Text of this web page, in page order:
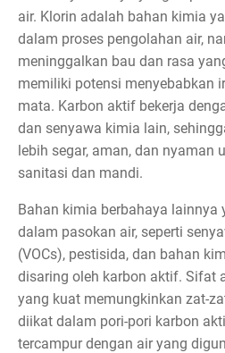
air. Klorin adalah bahan kimia
dalam proses pengolahan air,
meninggalkan bau dan rasa
memiliki potensi menyebabkan
mata. Karbon aktif bekerja
dan senyawa kimia lain,
lebih segar, aman, dan nyaman
sanitasi dan mandi.
Bahan kimia berbahaya lainnya
dalam pasokan air, seperti
(VOCs), pestisida, dan bahan
disaring oleh karbon aktif. Sifat
yang kuat memungkinkan zat-
diikat dalam pori-pori karbon
tercampur dengan air yang